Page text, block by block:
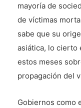
mayoría de
de víctimas
sabe que su
asiática, lo cierto
estos meses
propagación del
Gobiernos como